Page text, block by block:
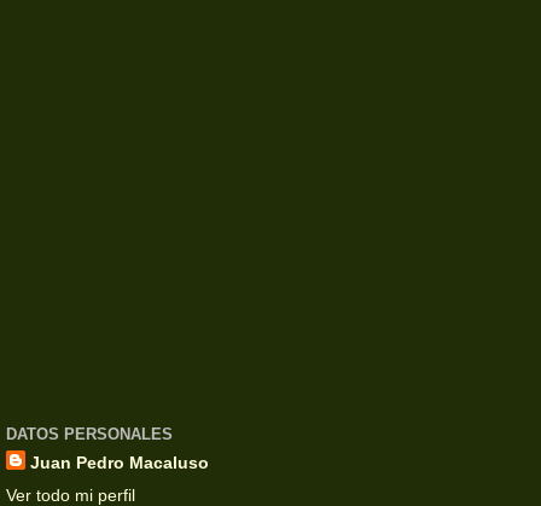
DATOS PERSONALES
Juan Pedro Macaluso
Ver todo mi perfil